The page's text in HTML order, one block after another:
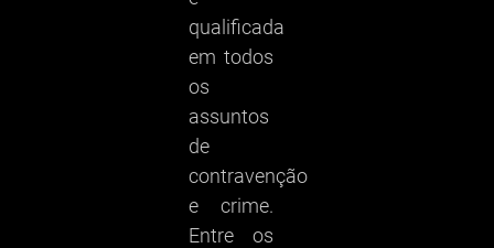
qualificada
em todos
os
assuntos
de
contravenção
e crime.
Entre os